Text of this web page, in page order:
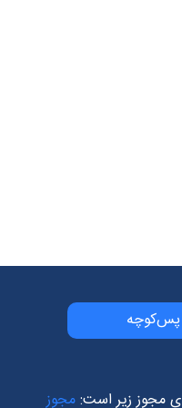
پس‌کوچه
مجوز زیر است:مجوز